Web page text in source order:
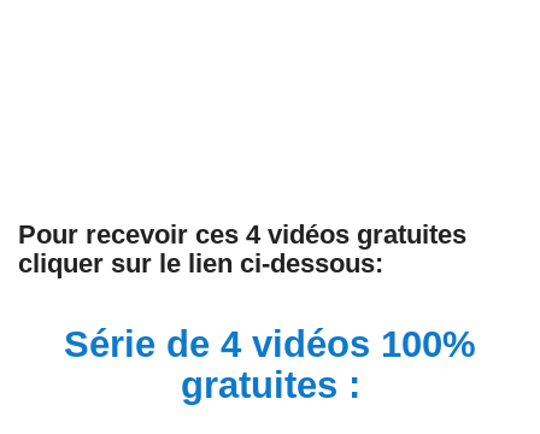
Pour recevoir ces 4 vidéos gratuites
cliquer sur le lien ci-dessous:
Série de 4 vidéos 100%
gratuites :